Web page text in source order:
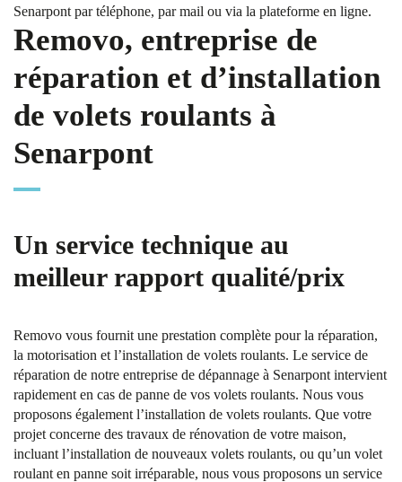
Senarpont par téléphone, par mail ou via la plateforme en ligne.
Removo, entreprise de
réparation et d’installation
de volets roulants à
Senarpont
Un service technique au
meilleur rapport qualité/prix
Removo vous fournit une prestation complète pour la réparation,
la motorisation et l’installation de volets roulants. Le service de
réparation de notre entreprise de dépannage à Senarpont intervient
rapidement en cas de panne de vos volets roulants. Nous vous
proposons également l’installation de volets roulants. Que votre
projet concerne des travaux de rénovation de votre maison,
incluant l’installation de nouveaux volets roulants, ou qu’un volet
roulant en panne soit irréparable, nous vous proposons un service